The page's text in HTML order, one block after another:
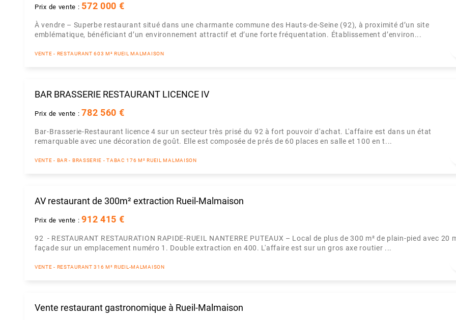
Prix de vente : 572 000 €
À vendre – Superbe restaurant situé dans une charmante commune des Hauts-de-Seine (92), à proximité d’un site
emblématique, bénéficiant d’un environnement attractif et d’une forte fréquentation. Établissement d’environ...
VENTE - RESTAURANT 603 M² RUEIL MALMAISON
BAR BRASSERIE RESTAURANT LICENCE IV
Prix de vente : 782 560 €
Bar-Brasserie-Restaurant licence 4 sur un secteur très prisé du 92 à fort pouvoir d'achat. L'affaire est dans un état
remarquable avec une décoration de goût. Elle est composée de prés de 60 places en salle et 100 en t...
VENTE - BAR - BRASSERIE - TABAC 176 M² RUEIL MALMAISON
AV restaurant de 300m² extraction Rueil-Malmaison
Prix de vente :912 415 €
92 - RESTAURANT RESTAURATION RAPIDE-RUEIL NANTERRE PUTEAUX – Local de plus de 300 m² de plain-pied avec 20
façade sur un emplacement numéro 1. Double extraction en 400. L'affaire est sur un gros axe routier ...
VENTE - RESTAURANT 316 M² RUEIL-MALMAISON
Vente restaurant gastronomique à Rueil-Malmaison